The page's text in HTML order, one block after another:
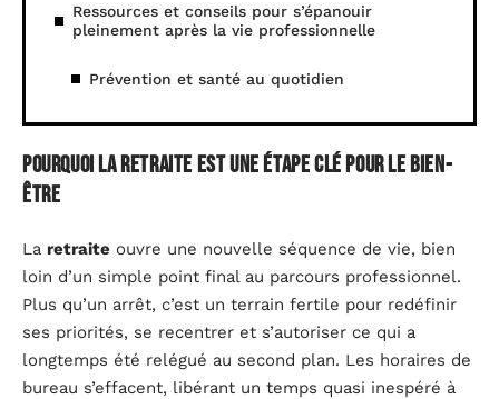
Ressources et conseils pour s’épanouir
pleinement après la vie professionnelle
Prévention et santé au quotidien
Pourquoi la retraite est une étape clé pour le bien-
être
La retraite ouvre une nouvelle séquence de vie, bien
loin d’un simple point final au parcours professionnel.
Plus qu’un arrêt, c’est un terrain fertile pour redéfinir
ses priorités, se recentrer et s’autoriser ce qui a
longtemps été relégué au second plan. Les horaires de
bureau s’effacent, libérant un temps quasi inespéré à